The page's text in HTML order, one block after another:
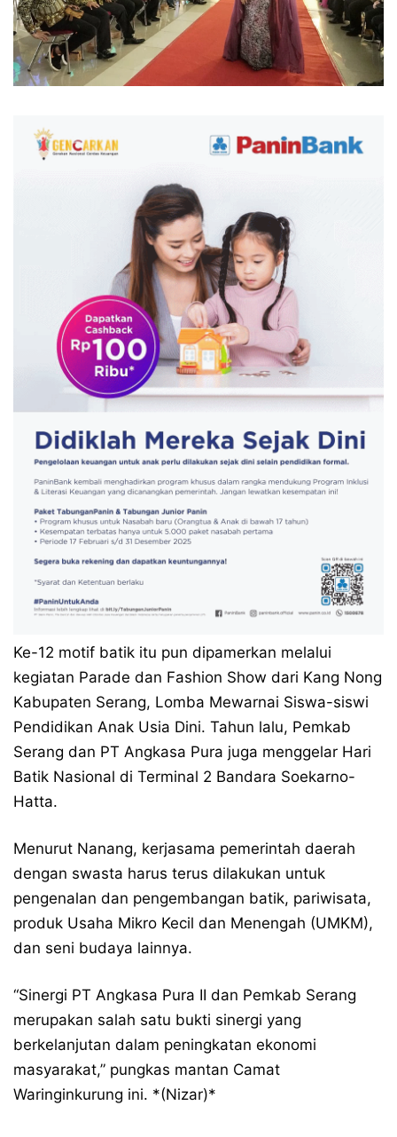
Ke-12 motif batik itu pun dipamerkan melalui
kegiatan Parade dan Fashion Show dari Kang Nong
Kabupaten Serang, Lomba Mewarnai Siswa-siswi
Pendidikan Anak Usia Dini. Tahun lalu, Pemkab
Serang dan PT Angkasa Pura juga menggelar Hari
Batik Nasional di Terminal 2 Bandara Soekarno-
Hatta.
Menurut Nanang, kerjasama pemerintah daerah
dengan swasta harus terus dilakukan untuk
pengenalan dan pengembangan batik, pariwisata,
produk Usaha Mikro Kecil dan Menengah (UMKM),
dan seni budaya lainnya.
“Sinergi PT Angkasa Pura II dan Pemkab Serang
merupakan salah satu bukti sinergi yang
berkelanjutan dalam peningkatan ekonomi
masyarakat,” pungkas mantan Camat
Waringinkurung ini. *(Nizar)*